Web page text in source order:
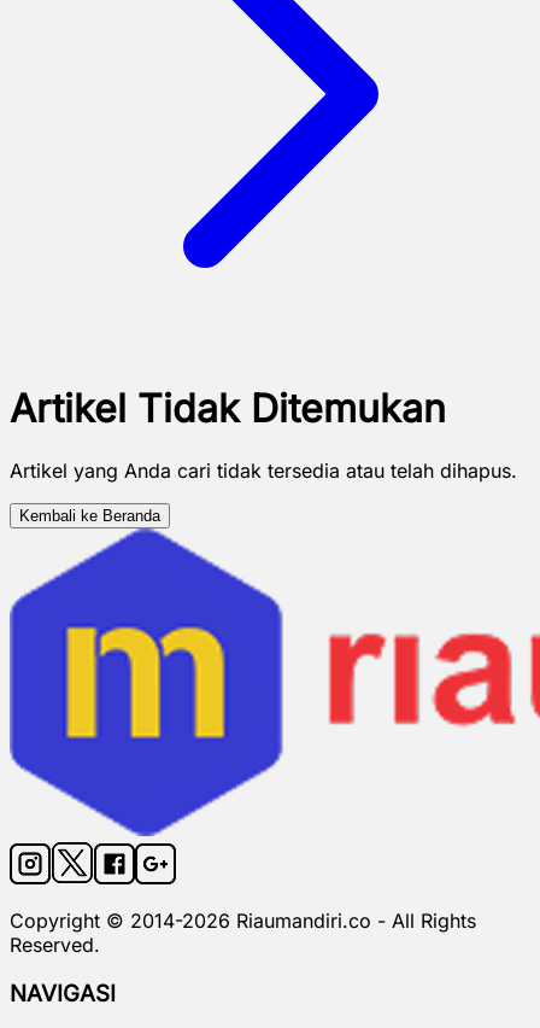
Artikel Tidak Ditemukan
Artikel yang Anda cari tidak tersedia atau telah dihapus.
Kembali ke Beranda
Copyright © 2014-2026 Riaumandiri.co - All Rights
Reserved.
NAVIGASI